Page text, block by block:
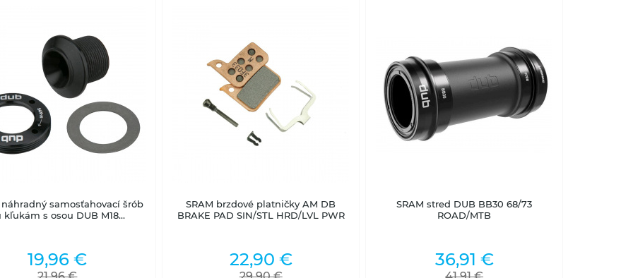
náhradný samosťahovací šrób
kľukám s osou DUB M18...
19,96 €
SRAM brzdové platničky AM DB
BRAKE PAD SIN/STL HRD/LVL PWR
22,90 €
SRAM stred DUB BB30 68/73
ROAD/MTB
36,91 €